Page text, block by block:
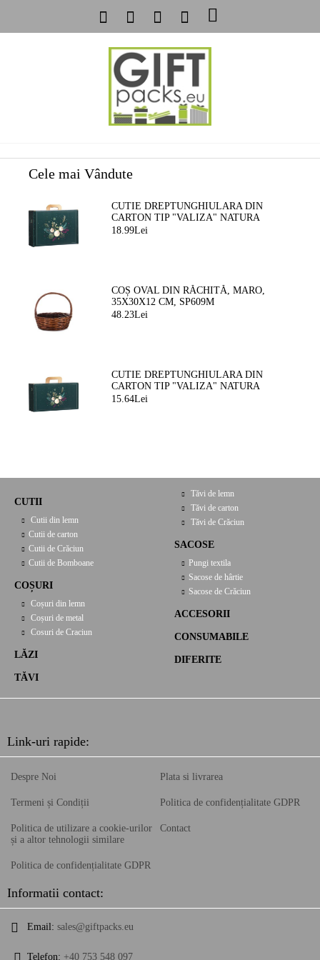
Cele mai Vândute
CUTIE DREPTUNGHIULARA DIN
CARTON TIP "VALIZA" NATURA
FERMECATA VERDE/AURIE, 34,2 X
18.99Lei
COȘ OVAL DIN RĂCHITĂ, MARO,
35X30X12 CM, SP609M
48.23Lei
CUTIE DREPTUNGHIULARA DIN
CARTON TIP "VALIZA" NATURA
FERMEATA VERDE/AURIE, 33,0 X 18,5
15.64Lei
CUTII
Cutii din lemn
Cutii de carton
Cutii de Crăciun
Cutii de Bomboane
COȘURI
Coșuri din lemn
Coșuri de metal
Cosuri de Craciun
LĂZI
TĂVI
Tăvi de lemn
Tăvi de carton
Tăvi de Crăciun
SACOSE
Pungi textila
Sacose de hârtie
Sacose de Crăciun
ACCESORII
CONSUMABILE
DIFERITE
Link-uri rapide:
Despre Noi
Termeni și Condiții
Politica de utilizare a cookie-urilor
și a altor tehnologii similare
Politica de confidențialitate GDPR
Plata si livrarea
Politica de confidențialitate GDPR
Contact
Informatii contact:
Email: sales@giftpacks.eu
Telefon: +40 753 548 097